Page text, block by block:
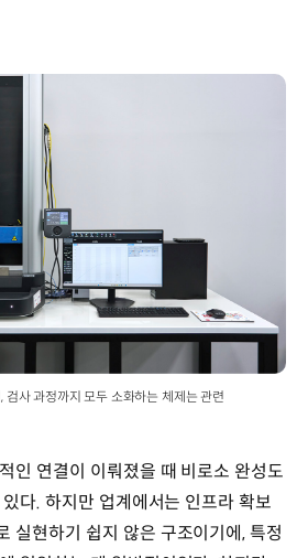
검사 과정까지 모두 소화하는 체제는 관련
인 연결이 이뤄졌을 때 비로소 완성도
다. 하지만 업계에서는 인프라 확보
실현하기 쉽지 않은 구조이기에, 특정